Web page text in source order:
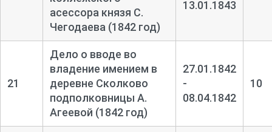
асессора князя С.
Чегодаева (1842 год)
13.01.1843
21
Дело о вводе во
владение имением в
деревне Сколково
подполковницы А.
Агеевой (1842 год)
27.01.1842
-
08.04.1842
10